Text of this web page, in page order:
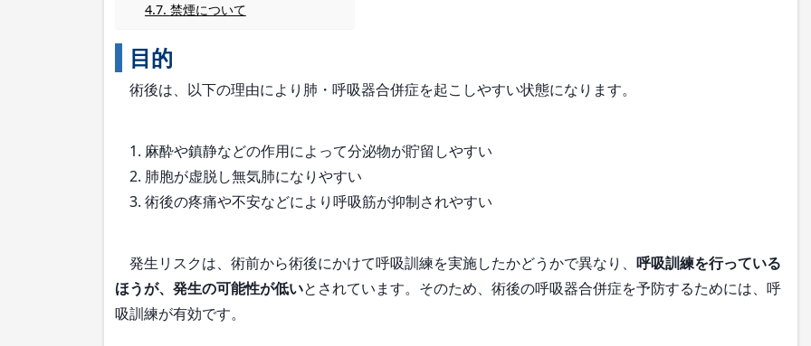
禁煙について
目的
術後は、以下の理由により肺・呼吸器合併症を起こしやすい状態になります。
1. 麻酔や鎮静などの作用によって分泌物が貯留しやすい
2. 肺胞が虚脱し無気肺になりやすい
3. 術後の疼痛や不安などにより呼吸筋が抑制されやすい
発生リスクは、術前から術後にかけて呼吸訓練を実施したかどうかで異なり、 呼吸訓練を行っている
ほうが、発生の可能性が低いとされています。そのため、術後の呼吸器合併症を予防するためには、呼
吸訓練が有効です。